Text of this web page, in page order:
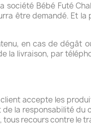
Bébé Futé
être demandé. Et
en cas de dégât
livraison, par
accepte les
la responsabilité
tous recours contre le